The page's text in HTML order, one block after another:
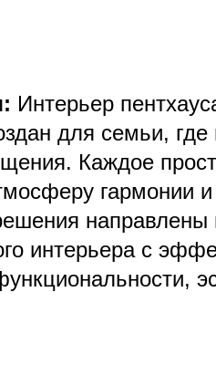
Интерьер
для семьи, где
Каждое
гармонии и
направлены
интерьера с